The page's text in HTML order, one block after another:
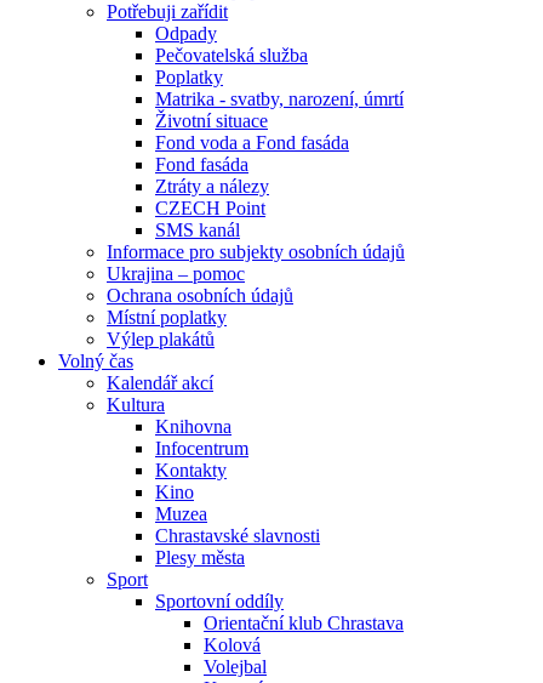
Potřebuji zařídit
Odpady
Pečovatelská služba
Poplatky
Matrika - svatby, narození, úmrtí
Životní situace
Fond voda a Fond fasáda
Fond fasáda
Ztráty a nálezy
CZECH Point
SMS kanál
Informace pro subjekty osobních údajů
Ukrajina – pomoc
Ochrana osobních údajů
Místní poplatky
Výlep plakátů
Volný čas
Kalendář akcí
Kultura
Knihovna
Infocentrum
Kontakty
Kino
Muzea
Chrastavské slavnosti
Plesy města
Sport
Sportovní oddíly
Orientační klub Chrastava
Kolová
Volejbal